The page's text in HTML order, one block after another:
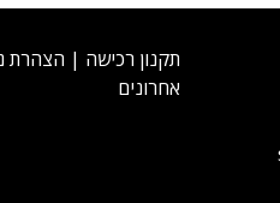
תקנון רכישה | הצהרת
אחרונים